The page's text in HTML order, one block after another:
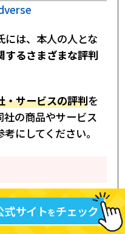
には、本人の人とな
するさまざまな評判
・サービスの評判を
の商品やサービス
にしてください。
NFT分野に注目し、
、業界関係者から